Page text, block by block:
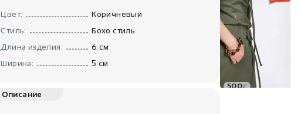
Цвет:
Коричневый
Стиль:
Бохо стиль
Длина изделия:
6 см
Ширина:
5 см
Описание
500₽